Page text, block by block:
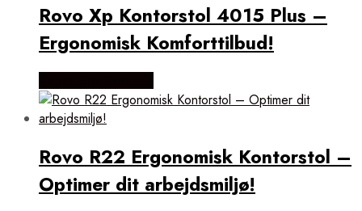
Rovo Xp Kontorstol 4015 Plus –
Ergonomisk Komforttilbud!
Rovo R22 Ergonomisk Kontorstol –
Optimer dit arbejdsmiljø!